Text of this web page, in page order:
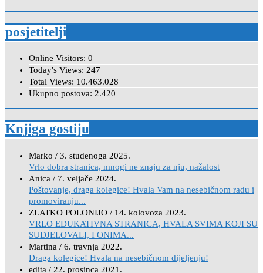
posjetitelji
Online Visitors: 0
Today's Views: 247
Total Views: 10.463.028
Ukupno postova: 2.420
Knjiga gostiju
Marko / 3. studenoga 2025.
Vrlo dobra stranica, mnogi ne znaju za nju, nažalost
Anica / 7. veljače 2024.
Poštovanje, draga kolegice! Hvala Vam na nesebičnom radu i
promoviranju...
ZLATKO POLONIJO / 14. kolovoza 2023.
VRLO EDUKATIVNA STRANICA, HVALA SVIMA KOJI SU
SUDJELOVALI, I ONIMA...
Martina / 6. travnja 2022.
Draga kolegice! Hvala na nesebičnom dijeljenju!
edita / 22. prosinca 2021.